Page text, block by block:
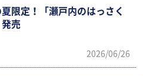
限定！「瀬戸内のはっさく
発売
2026/06/26